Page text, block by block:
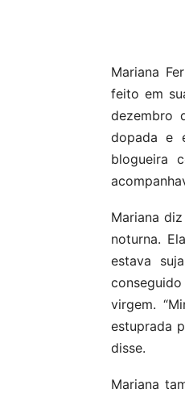
Mariana
feito em
dezembro
dopada e
blogueira
Mariana
noturna.
estava
virgem.
estuprada
disse.
Mariana